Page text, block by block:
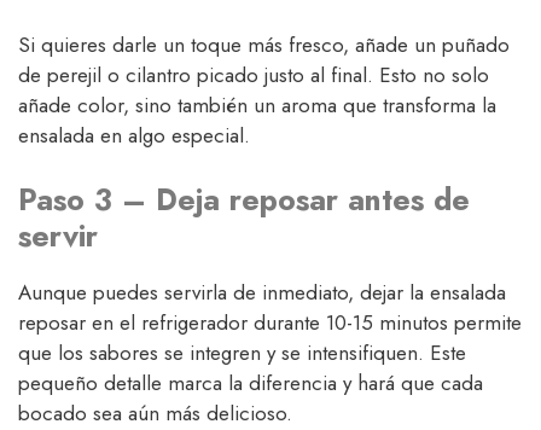
Si quieres darle un toque más fresco, añade un puñado
de perejil o cilantro picado justo al final. Esto no solo
añade color, sino también un aroma que transforma la
ensalada en algo especial.
Paso 3 – Deja reposar antes de
servir
Aunque puedes servirla de inmediato, dejar la ensalada
reposar en el refrigerador durante 10-15 minutos permite
que los sabores se integren y se intensifiquen. Este
pequeño detalle marca la diferencia y hará que cada
bocado sea aún más delicioso.